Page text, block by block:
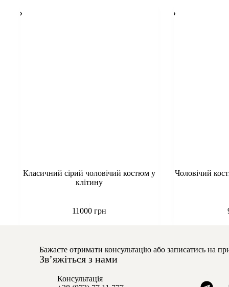
Класичний сірий чоловічий костюм у
клітину
11000грн
Чоловічий
Бажаєте отримати консультацію або записатись на
Звʼяжіться з нами
Консультація